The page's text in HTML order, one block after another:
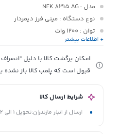
مدل : NEK 8315 AG
نوع دستگاه : مینی فرز دیمردار
توان : 1200 وات
قطر صفحه: 125 میلی‌متر
قابلیت تنظیم سرعت : دارد
حداکثر سرعت گردش
کاربرد
: برش، سایش و پرداخت
+ اطلاعات بیشتر
امکان برگشت کالا با دلیل
قبول است که پلمب کالا باز نشده
شرایط ارسال کالا
ارسال از انبار مازندران:تحویل 1 الی 2 روز کاری